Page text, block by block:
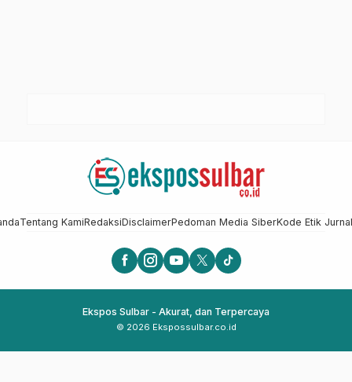
Tentang KamiRedaksiDisclaimerPedoman Media SiberKode Etik
Ekspos Sulbar - Akurat, dan Terpercaya
© 2026 Ekspossulbar.co.id